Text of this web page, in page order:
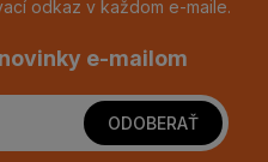
odkaz v každom e-maile.
e-mailom
ODOBERAŤ